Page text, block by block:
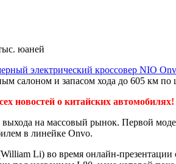
юаней
электрический кроссовер NIO
салоном и запасом хода до 605 км по
новостей о китайских
на массовый рынок. Первой
в линейке Onvo.
Li) во время онлайн-